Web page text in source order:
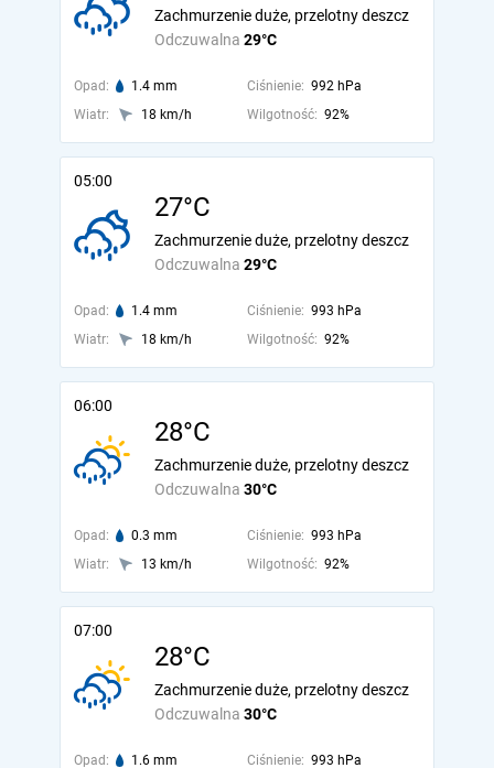
Odczuwalna 29°C
Zachmurzenie duże, przelotny deszcz
Opad: 1.4 mm Ciśnienie: 992 hPa
Wiatr:
18 km/h Wilgotność: 92%
05:00
27°C
Odczuwalna 29°C
Zachmurzenie duże, przelotny deszcz
Opad: 1.4 mm Ciśnienie: 993 hPa
Wiatr:
18 km/h Wilgotność: 92%
06:00
28°C
Odczuwalna 30°C
Zachmurzenie duże, przelotny deszcz
Opad: 0.3 mm Ciśnienie: 993 hPa
Wiatr:
13 km/h Wilgotność: 92%
07:00
28°C
Odczuwalna 30°C
Zachmurzenie duże, przelotny deszcz
Opad: 1.6 mm Ciśnienie: 993 hPa